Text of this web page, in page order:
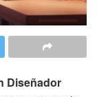
Diseñador